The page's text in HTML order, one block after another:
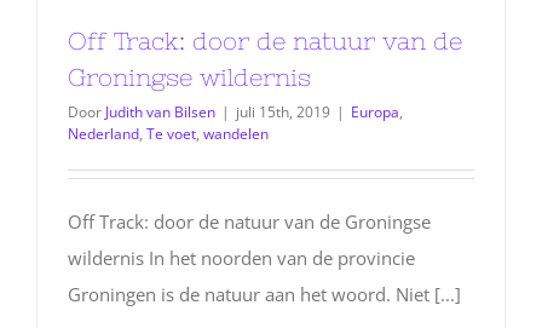
Off Track: door de natuur van de
Groningse wildernis
Door Judith van Bilsen | juli 15th, 2019 | Europa,
Nederland, Te voet, wandelen
Off Track: door de natuur van de Groningse
wildernis In het noorden van de provincie
Groningen is de natuur aan het woord. Niet [...]